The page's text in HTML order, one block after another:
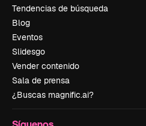
Tendencias de búsqueda
Blog
Eventos
Slidesgo
Vender contenido
Sala de prensa
¿Buscas magnific.ai?